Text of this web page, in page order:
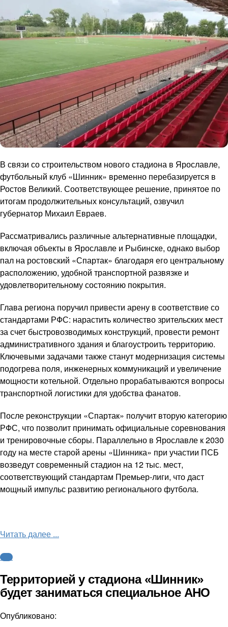
В связи со строительством нового стадиона в Ярославле,
футбольный клуб «Шинник» временно перебазируется в
Ростов Великий. Соответствующее решение, принятое по
итогам продолжительных консультаций, озвучил
губернатор Михаил Евраев.
Рассматривались различные альтернативные площадки,
включая объекты в Ярославле и Рыбинске, однако выбор
пал на ростовский «Спартак» благодаря его центральному
расположению, удобной транспортной развязке и
удовлетворительному состоянию покрытия.
Глава региона поручил привести арену в соответствие со
стандартами РФС: нарастить количество зрительских мест
за счет быстровозводимых конструкций, провести ремонт
административного здания и благоустроить территорию.
Ключевыми задачами также станут модернизация системы
подогрева поля, инженерных коммуникаций и увеличение
мощности котельной. Отдельно прорабатываются вопросы
транспортной логистики для удобства фанатов.
После реконструкции «Спартак» получит вторую категорию
РФС, что позволит принимать официальные соревнования
и тренировочные сборы. Параллельно в Ярославле к 2030
году на месте старой арены «Шинника» при участии ПСБ
возведут современный стадион на 12 тыс. мест,
соответствующий стандартам Премьер-лиги, что даст
мощный импульс развитию регионального футбола.
Читать далее ...
ФНЛ
Территорией у стадиона «Шинник»
будет заниматься специальное АНО
Опубликовано: